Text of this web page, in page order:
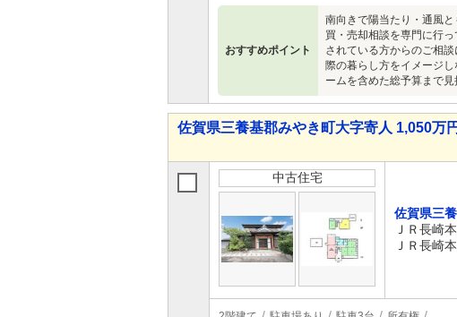
おすすめポイント
南向きで陽当たり・通風
買・売却相談を専門に行
されている方からのご相
際の暮らし方をイメージ
ームを含めた総予算まで
佐賀県三養基郡みやき町大字寄人 1,050万
中古住宅
佐賀県三
ＪＲ長崎
ＪＲ長崎